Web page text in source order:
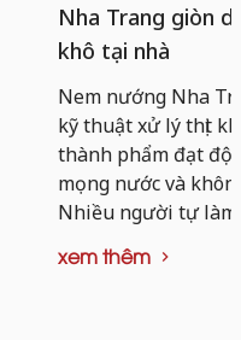
Nha Trang giòn
khô tại nhà
Nem nướng Nha
kỹ thuật xử lý thịt
thành phẩm đạt độ
mọng nước và
Nhiều người tự
xem thêm